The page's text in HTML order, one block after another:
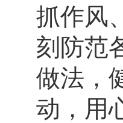
抓作风
刻防范
做法，
动，用